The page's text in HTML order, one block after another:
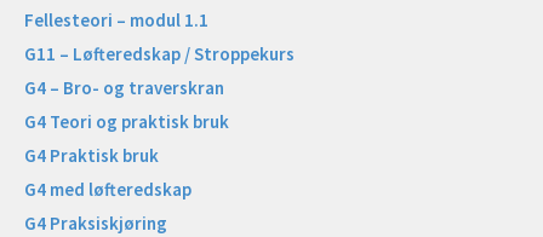
Fellesteori – modul 1.1
G11 – Løfteredskap / Stroppekurs
G4 – Bro- og traverskran
G4 Teori og praktisk bruk
G4 Praktisk bruk
G4 med løfteredskap
G4 Praksiskjøring